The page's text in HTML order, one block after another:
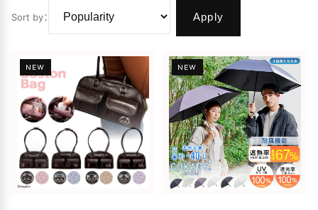
Sort by： Apply
NEW NEW